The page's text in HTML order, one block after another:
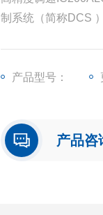
制系统（简称DCS
产品型号：
产品咨